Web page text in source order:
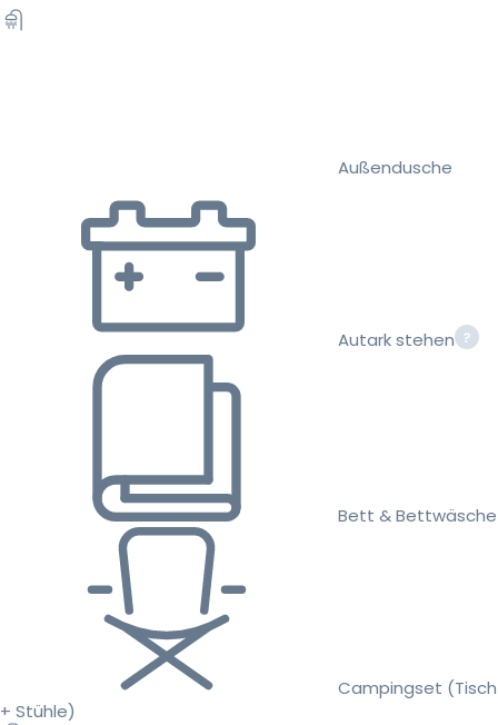
Außendusche
Autark stehen
Bett & Bettwäsche
Campingset (Tisch
+ Stühle)